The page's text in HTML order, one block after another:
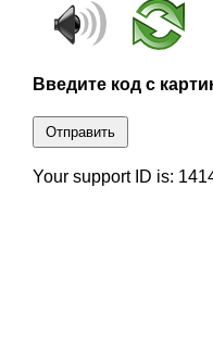
Введите код с
Отправить
Your support ID is: